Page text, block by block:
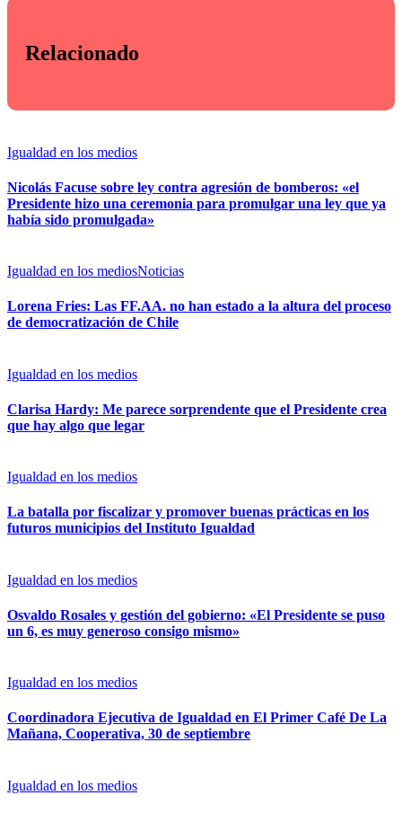
Relacionado
Igualdad en los medios
Nicolás Facuse sobre ley contra agresión de bomberos: «el
Presidente hizo una ceremonia para promulgar una ley que ya
había sido promulgada»
Igualdad en los mediosNoticias
Lorena Fries: Las FF.AA. no han estado a la altura del proceso
de democratización de Chile
Igualdad en los medios
Clarisa Hardy: Me parece sorprendente que el Presidente crea
que hay algo que legar
Igualdad en los medios
La batalla por fiscalizar y promover buenas prácticas en los
futuros municipios del Instituto Igualdad
Igualdad en los medios
Osvaldo Rosales y gestión del gobierno: «El Presidente se puso
un 6, es muy generoso consigo mismo»
Igualdad en los medios
Coordinadora Ejecutiva de Igualdad en El Primer Café De La
Mañana, Cooperativa, 30 de septiembre
Igualdad en los medios